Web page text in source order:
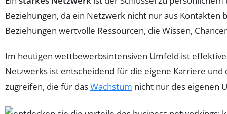
Beziehungen, da ein Netzwerk nicht nur aus Kontakten
Beziehungen wertvolle Ressourcen, die Wissen,
Im heutigen wettbewerbsintensiven Umfeld ist
Netzwerks ist entscheidend für die eigene Karriere
zugreifen, die für dasWachstum nicht nur des eigenen